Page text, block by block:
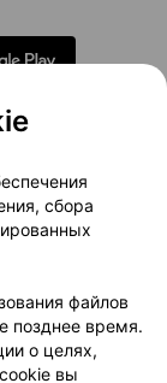
маркетинг
сбора
файлов
позднее время.
о целях,
вы